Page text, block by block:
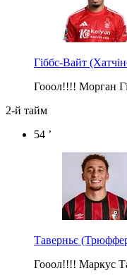
Гіббс-Вайт
Гооол!!!! Морган
2-й тайм
54 ’
Таверньє
Гооол!!!! Маркус